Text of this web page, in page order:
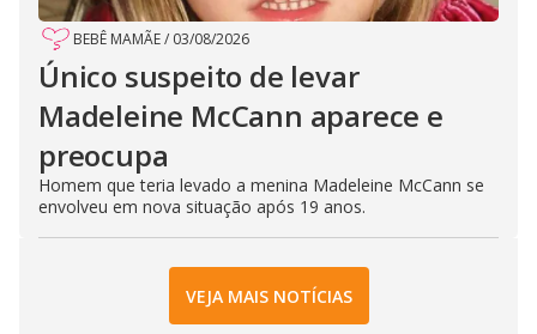
BEBÊ MAMÃE/ 03/08/2026
Único suspeito de levar
Madeleine McCann aparece e
preocupa
Homem que teria levado a menina Madeleine McCann se
envolveu em nova situação após 19 anos.
VEJA MAIS NOTÍCIAS